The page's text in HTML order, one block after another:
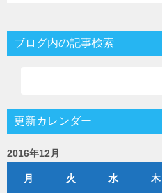
ブログ内の記事検索
更新カレンダー
2016年12月
月 火 水 木